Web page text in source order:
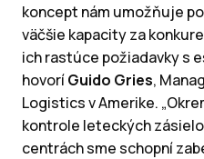
koncept nám umožňuje
väčšie kapacity za
ich rastúce požiadavky s
hovoríGuido Gries,
Logistics v Amerike.
kontrole leteckých
centrách sme schopní